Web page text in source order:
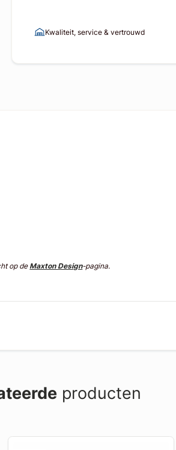
Kwaliteit, service & vertrouwd
op deMaxton Design-pagina.
producten